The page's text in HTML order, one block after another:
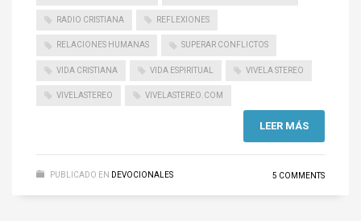
RADIO CRISTIANA REFLEXIONES
RELACIONES HUMANAS SUPERAR CONFLICTOS
VIDA CRISTIANA VIDA ESPIRITUAL VIVELA STEREO
VIVELASTEREO VIVELASTEREO.COM
LEER MÁS
PUBLICADO EN DEVOCIONALES 5 COMMENTS